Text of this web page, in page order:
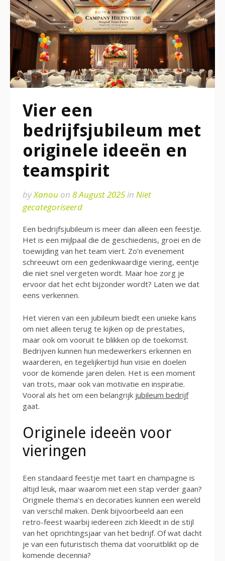
Vier een
bedrijfsjubileum met
originele ideeën en
teamspirit
byXanou on 8 August 2025in Niet
gecategoriseerd
Een bedrijfsjubileum is meer dan alleen een feestje.
Het is een mijlpaal die de geschiedenis, groei en de
toewijding van het team viert. Zo’n evenement
schreeuwt om een gedenkwaardige viering, eentje
die niet snel vergeten wordt. Maar hoe zorg je
ervoor dat het echt bijzonder wordt? Laten we dat
eens verkennen.
Het vieren van een jubileum biedt een unieke kans
om niet alleen terug te kijken op de prestaties,
maar ook om vooruit te blikken op de toekomst.
Bedrijven kunnen hun medewerkers erkennen en
waarderen, en tegelijkertijd hun visie en doelen
voor de komende jaren delen. Het is een moment
van trots, maar ook van motivatie en inspiratie.
Vooral als het om een belangrijk jubileum bedrijf
gaat.
Originele ideeën voor
vieringen
Een standaard feestje met taart en champagne is
altijd leuk, maar waarom niet een stap verder gaan?
Originele thema’s en decoraties kunnen een wereld
van verschil maken. Denk bijvoorbeeld aan een
retro-feest waarbij iedereen zich kleedt in de stijl
van het oprichtingsjaar van het bedrijf. Of wat dacht
je van een futuristisch thema dat vooruitblikt op de
komende decennia?